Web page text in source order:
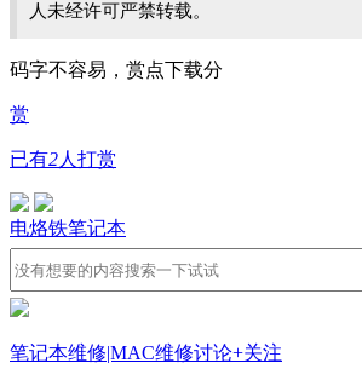
人未经许可严禁转载。
码字不容易，赏点下载分
赏
已有2人打赏
电烙铁笔记本
笔记本维修|MAC维修讨论+关注